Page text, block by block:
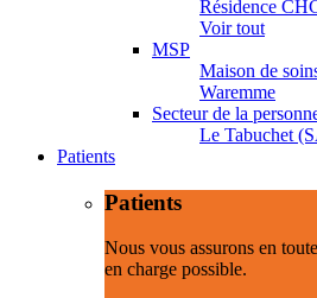
Résidence
Voir tout
MSP
Maison de
Waremme
Secteur de la
Le Tabuchet
Patients
Patients
Nous vous assurons en
en charge possible.